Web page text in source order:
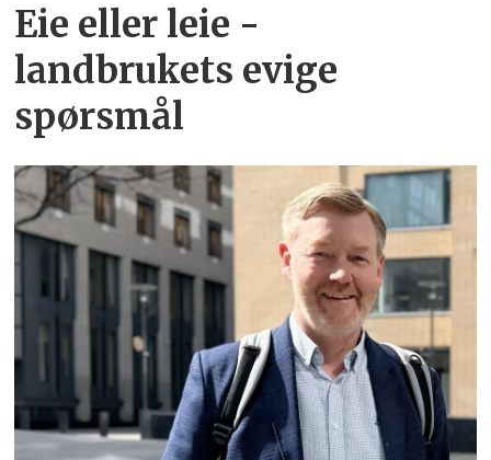
Eie eller leie -
landbrukets evige
spørsmål